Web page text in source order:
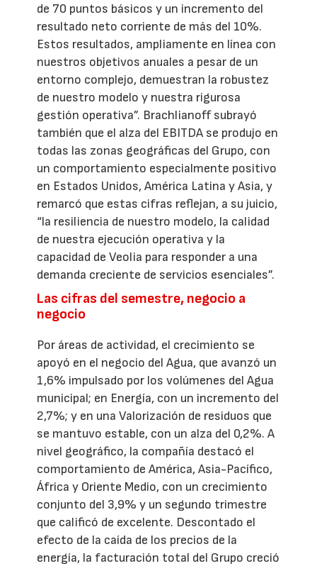
de 70 puntos básicos y un incremento del
resultado neto corriente de más del 10%.
Estos resultados, ampliamente en línea con
nuestros objetivos anuales a pesar de un
entorno complejo, demuestran la robustez
de nuestro modelo y nuestra rigurosa
gestión operativa”. Brachlianoff subrayó
también que el alza del EBITDA se produjo en
todas las zonas geográficas del Grupo, con
un comportamiento especialmente positivo
en Estados Unidos, América Latina y Asia, y
remarcó que estas cifras reflejan, a su juicio,
“la resiliencia de nuestro modelo, la calidad
de nuestra ejecución operativa y la
capacidad de Veolia para responder a una
demanda creciente de servicios esenciales”.
Las cifras del semestre, negocio a
negocio
Por áreas de actividad, el crecimiento se
apoyó en el negocio del Agua, que avanzó un
1,6% impulsado por los volúmenes del Agua
municipal; en Energía, con un incremento del
2,7%; y en una Valorización de residuos que
se mantuvo estable, con un alza del 0,2%. A
nivel geográfico, la compañía destacó el
comportamiento de América, Asia-Pacífico,
África y Oriente Medio, con un crecimiento
conjunto del 3,9% y un segundo trimestre
que calificó de excelente. Descontado el
efecto de la caída de los precios de la
energía, la facturación total del Grupo creció